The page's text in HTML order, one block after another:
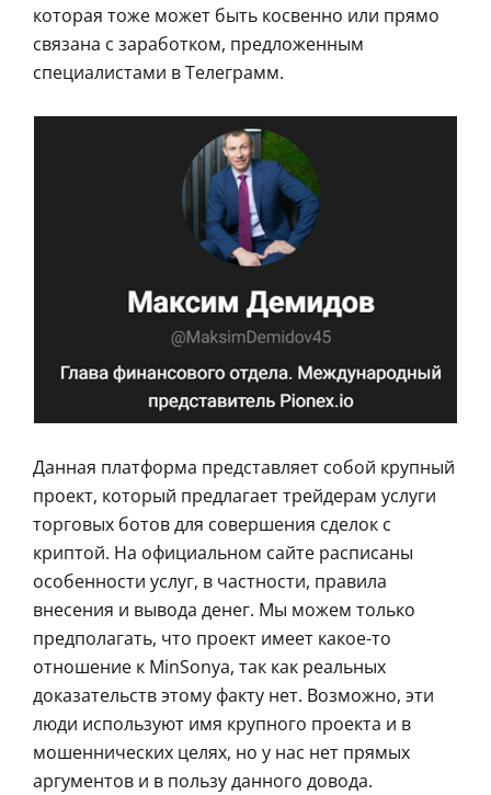
которая тоже может быть косвенно или прямо
связана с заработком, предложенным
специалистами в Телеграмм.
Данная платформа представляет собой крупный
проект, который предлагает трейдерам услуги
торговых ботов для совершения сделок с
криптой. На официальном сайте расписаны
особенности услуг, в частности, правила
внесения и вывода денег. Мы можем только
предполагать, что проект имеет какое-то
отношение к MinSonya, так как реальных
доказательств этому факту нет. Возможно, эти
люди используют имя крупного проекта и в
мошеннических целях, но у нас нет прямых
аргументов и в пользу данного довода.